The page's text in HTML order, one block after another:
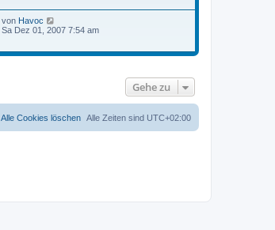
t
a
g
r
B
e
t
r
t
e
B
von Havoc
e
s
e
i
t
r
Sa Dez 01, 2007 7:54 am
Gehe zu
Alle Zeiten sind UTC+02:00
Alle Cookies löschen